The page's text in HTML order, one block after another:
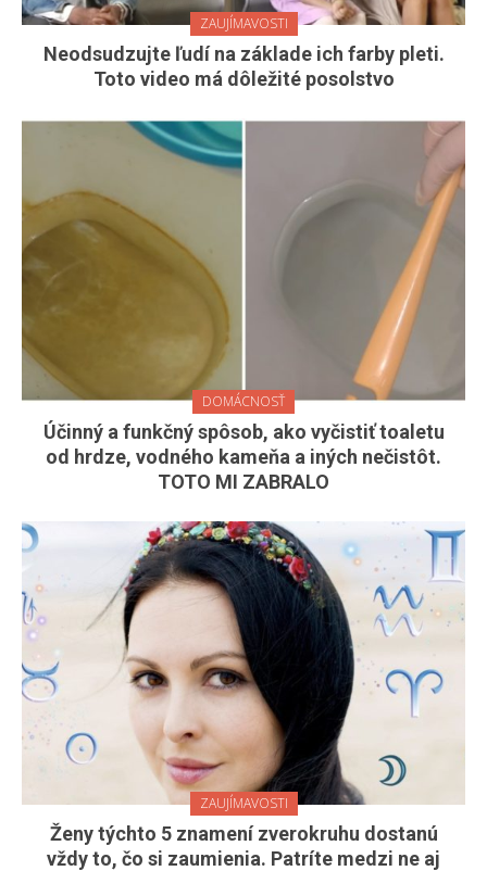
ZAUJÍMAVOSTI
Neodsudzujte ľudí na základe ich farby pleti.
Toto video má dôležité posolstvo
DOMÁCNOSŤ
Účinný a funkčný spôsob, ako vyčistiť toaletu
od hrdze, vodného kameňa a iných nečistôt.
TOTO MI ZABRALO
ZAUJÍMAVOSTI
Ženy týchto 5 znamení zverokruhu dostanú
vždy to, čo si zaumienia. Patríte medzi ne aj